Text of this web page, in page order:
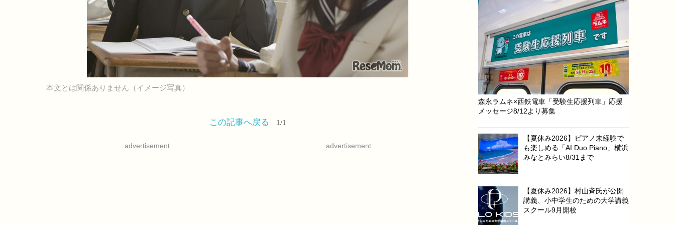
本文とは関係ありません（イメージ写真）
この記事へ戻る 1/1
advertisement advertisement
森永ラムネ×西鉄電車「受験生応援列車」応援
メッセージ8/12より募集
【夏休み2026】ピアノ未経験で
も楽しめる「AI Duo Piano」横浜
みなとみらい8/31まで
【夏休み2026】村山斉氏が公開
講義、小中学生のための大学講義
スクール9月開校